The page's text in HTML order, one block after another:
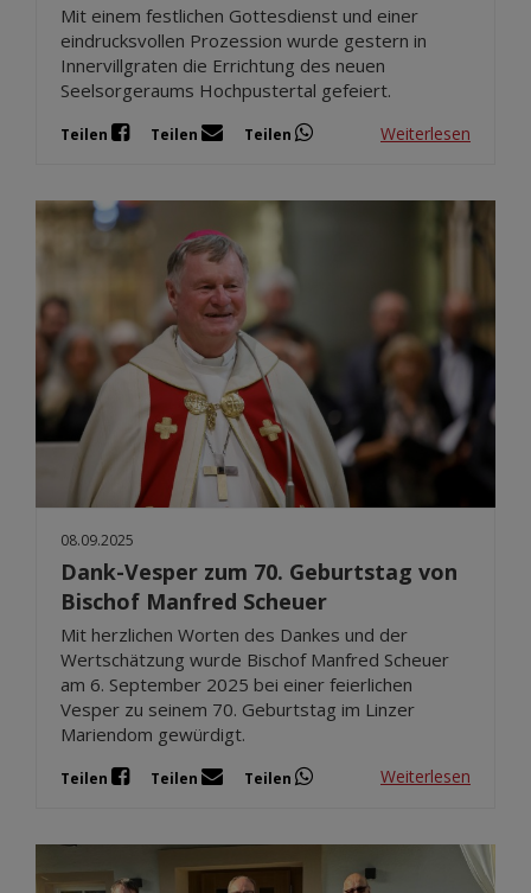
Mit einem festlichen Gottesdienst und einer
eindrucksvollen Prozession wurde gestern in
Innervillgraten die Errichtung des neuen
Seelsorgeraums Hochpustertal gefeiert.
Teilen Teilen Teilen Weiterlesen
08.09.2025
Dank-Vesper zum 70. Geburtstag von
Bischof Manfred Scheuer
Mit herzlichen Worten des Dankes und der
Wertschätzung wurde Bischof Manfred Scheuer
am 6. September 2025 bei einer feierlichen
Vesper zu seinem 70. Geburtstag im Linzer
Mariendom gewürdigt.
Teilen Teilen Teilen Weiterlesen